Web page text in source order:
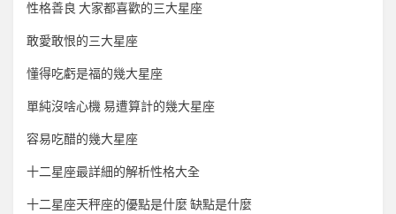
性格善良 大家都喜歡的三大星座
敢愛敢恨的三大星座
懂得吃虧是福的幾大星座
單純沒啥心機 易遭算計的幾大星座
容易吃醋的幾大星座
十二星座最詳細的解析性格大全
十二星座天秤座的優點是什麼 缺點是什麼